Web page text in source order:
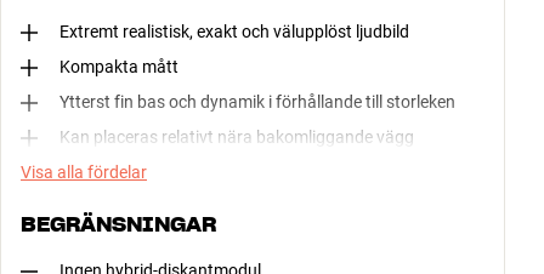
Extremt realistisk, exakt och välupplöst ljudbild
Kompakta mått
Ytterst fin bas och dynamik i förhållande till storleken
Kan placeras relativt nära bakomliggande vägg
Visa alla fördelar
BEGRÄNSNINGAR